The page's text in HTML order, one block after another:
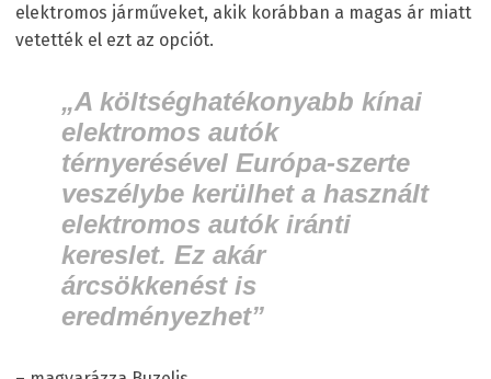
elektromos járműveket, akik korábban a magas ár miatt
vetették el ezt az opciót.
„A költséghatékonyabb kínai
elektromos autók
térnyerésével Európa-szerte
veszélybe kerülhet a használt
elektromos autók iránti
kereslet. Ez akár
árcsökkenést is
eredményezhet”